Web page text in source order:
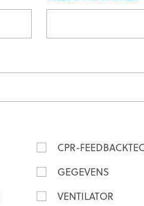
CPR-
GEGEVENS
VENTILATOR